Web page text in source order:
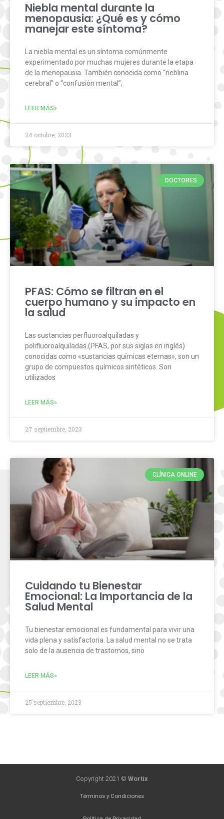
Niebla mental durante la
menopausia: ¿Qué es y cómo
manejar este síntoma?
La niebla mental es un síntoma comúnmente
experimentado por muchas mujeres durante la etapa
de la menopausia. También conocida como “neblina
cerebral” o “confusión mental”,
LEER MÁS»
24 octubre, 2023
DOCTORES
PFAS: Cómo se filtran en el
cuerpo humano y su impacto en
la salud
Las sustancias perfluoroalquiladas y
polifluoroalquiladas (PFAS, por sus siglas en inglés)
conocidas como «sustancias químicas eternas», son un
grupo de compuestos químicos sintéticos. Son
utilizados
LEER MÁS»
27 septiembre, 2023
CLÍNICA ONLINE
Cuidando tu Bienestar
Emocional: La Importancia de la
Salud Mental
Tu bienestar emocional es fundamental para vivir una
vida plena y satisfactoria. La salud mental no se trata
solo de la ausencia de trastornos, sino
LEER MÁS»
25 septiembre, 2023
Copyright 2021 © Wortix
Términos y Condiciones